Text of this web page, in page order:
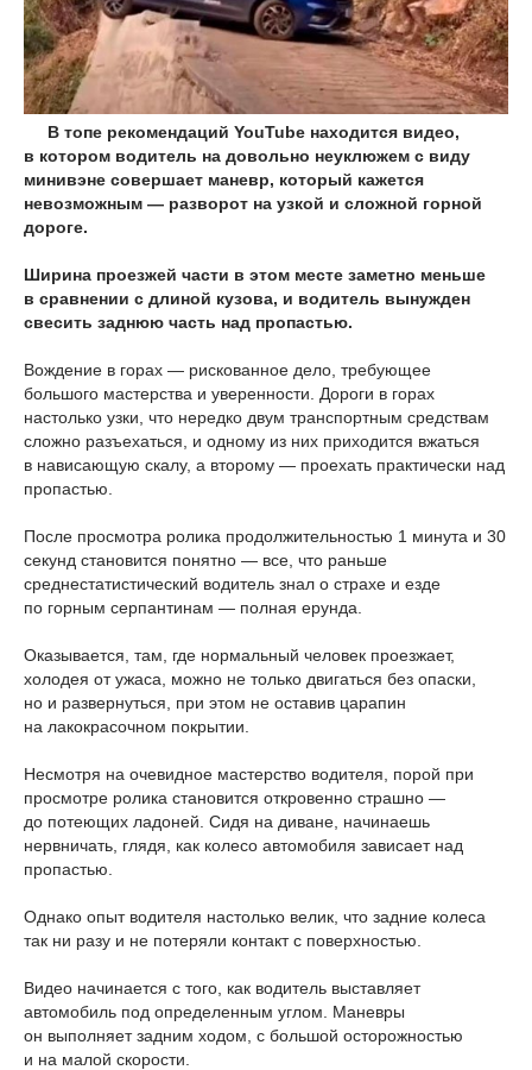
В топе рекомендаций YouTube находится видео,
в котором водитель на довольно неуклюжем с виду
минивэне совершает маневр, который кажется
невозможным — разворот на узкой и сложной горной
дороге.
Ширина проезжей части в этом месте заметно меньше
в сравнении с длиной кузова, и водитель вынужден
свесить заднюю часть над пропастью.
Вождение в горах — рискованное дело, требующее
большого мастерства и уверенности. Дороги в горах
настолько узки, что нередко двум транспортным средствам
сложно разъехаться, и одному из них приходится вжаться
в нависающую скалу, а второму — проехать практически над
пропастью.
После просмотра ролика продолжительностью 1 минута и 30
секунд становится понятно — все, что раньше
среднестатистический водитель знал о страхе и езде
по горным серпантинам — полная ерунда.
Оказывается, там, где нормальный человек проезжает,
холодея от ужаса, можно не только двигаться без опаски,
но и развернуться, при этом не оставив царапин
на лакокрасочном покрытии.
Несмотря на очевидное мастерство водителя, порой при
просмотре ролика становится откровенно страшно —
до потеющих ладоней. Сидя на диване, начинаешь
нервничать, глядя, как колесо автомобиля зависает над
пропастью.
Однако опыт водителя настолько велик, что задние колеса
так ни разу и не потеряли контакт с поверхностью.
Видео начинается с того, как водитель выставляет
автомобиль под определенным углом. Маневры
он выполняет задним ходом, с большой осторожностью
и на малой скорости.